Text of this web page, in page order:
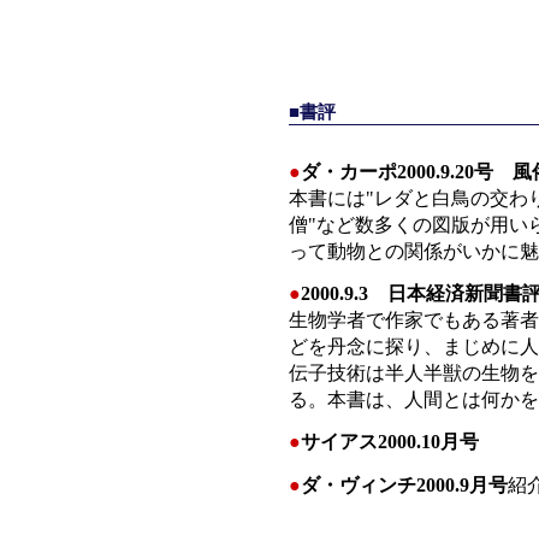
■書評
●ダ・カーポ2000.9.20号 風
本書には"レダと白鳥の交わ
僧"など数多くの図版が用い
って動物との関係がいかに
●2000.9.3 日本経済新聞書
生物学者で作家でもある著
どを丹念に探り、まじめに
伝子技術は半人半獣の生物
る。本書は、人間とは何か
●サイアス2000.10月号
●ダ・ヴィンチ2000.9月号紹